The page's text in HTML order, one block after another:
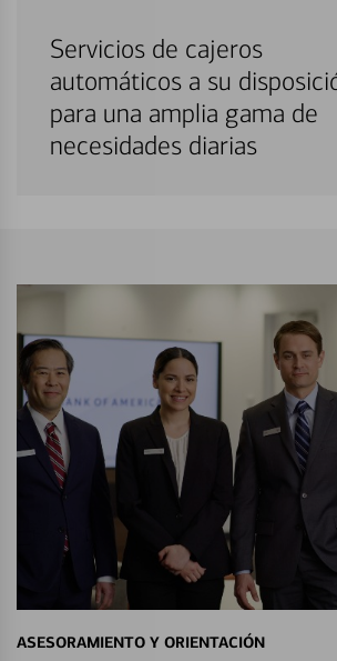
Servicios de cajeros
automáticos a su
para una amplia gama de
necesidades diarias
ASESORAMIENTO Y ORIENTACIÓN